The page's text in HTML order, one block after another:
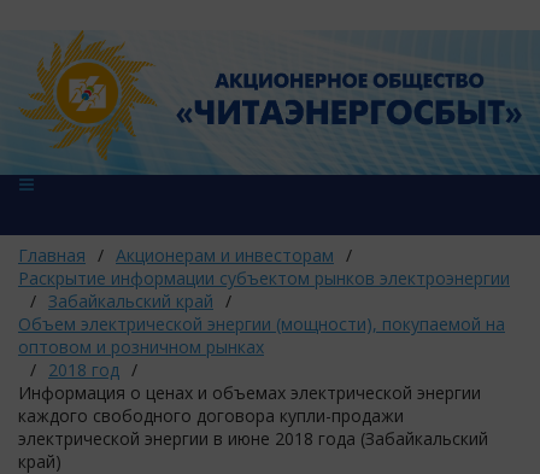
Главная / Акционерам и инвесторам /
Раскрытие информации субъектом рынков электроэнергии
/ Забайкальский край /
Объем электрической энергии (мощности), покупаемой на
оптовом и розничном рынках
/ 2018 год /
Информация о ценах и объемах электрической энергии
каждого свободного договора купли-продажи
электрической энергии в июне 2018 года (Забайкальский
край)